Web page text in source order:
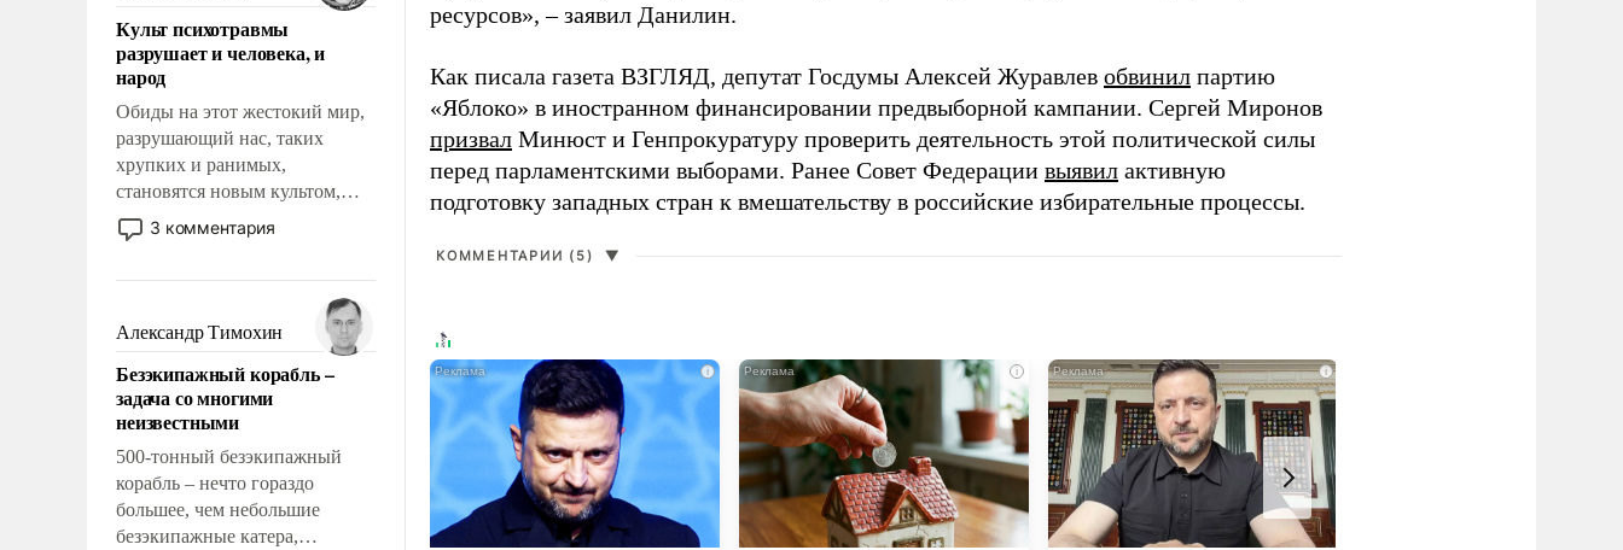
Культ психотравмы
разрушает и человека, и
народ
Обиды на этот жестокий мир,
разрушающий нас, таких
хрупких и ранимых,
становятся новым культом,
постепенно вытесняя и
отменяя традиционное
мужественным и твердым под
ударами судьбы, брать на себя
ответственность, помогать
слабым, идти вперед и
адаптироваться.
3 комментария
Александр Тимохин
Безэкипажный корабль –
задача со многими
неизвестными
500-тонный безэкипажный
корабль – нечто гораздо
большее, чем небольшие
безэкипажные катера,
ресурсов», – заявил Данилин.
Как писала газета ВЗГЛЯД, депутат Госдумы Алексей Журавлев обвинил партию
«Яблоко» в иностранном финансировании предвыборной кампании. Сергей Миронов
призвал Минюст и Генпрокуратуру проверить деятельность этой политической силы
перед парламентскими выборами. Ранее Совет Федерации выявил активную
подготовку западных стран к вмешательству в российские избирательные процессы.
КОММЕНТАРИИ (5) ▼
i i i